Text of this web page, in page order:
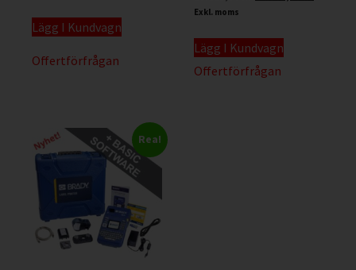
Lägg I Kundvagn
Offertförfrågan
Exkl. moms
Lägg I Kundvagn
Offertförfrågan
Rea!